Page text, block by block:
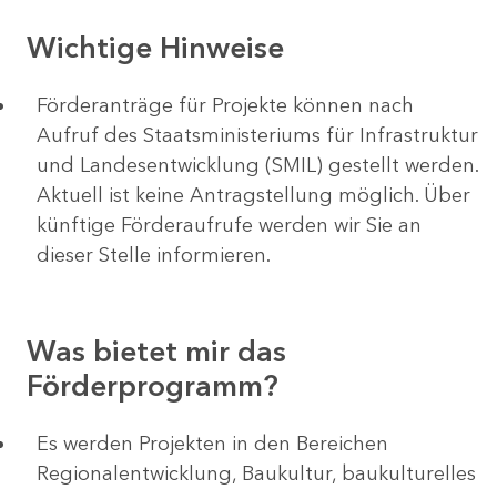
Wichtige Hinweise
Förderanträge für Projekte können nach
Aufruf des Staatsministeriums für Infrastruktur
und Landesentwicklung (SMIL) gestellt werden.
Aktuell ist keine Antragstellung möglich. Über
künftige Förderaufrufe werden wir Sie an
dieser Stelle informieren.
Was bietet mir das
Förderprogramm?
Es werden Projekten in den Bereichen
Regionalentwicklung, Baukultur, baukulturelles